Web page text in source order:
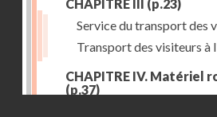
CHAPITRE III (p.23)
Service du transport des
Transport des visiteurs
CHAPITRE IV. Matériel
(p.37)